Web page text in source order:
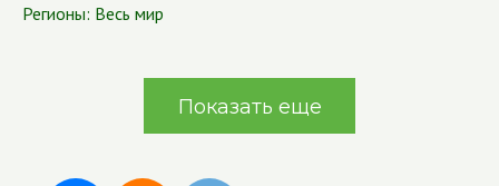
Регионы: Весь мир
Показать еще